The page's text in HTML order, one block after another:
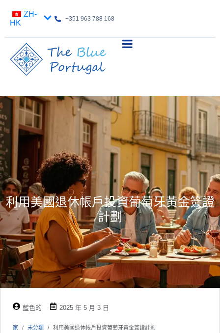
ZH-
HK
+351 963 788 168
利用美國退休帳戶投資葡萄牙黃金簽證
計劃
藍色的 2025 年 5 月 3 日
家 未分類 利用美國退休帳戶投資葡萄牙黃金簽證計劃